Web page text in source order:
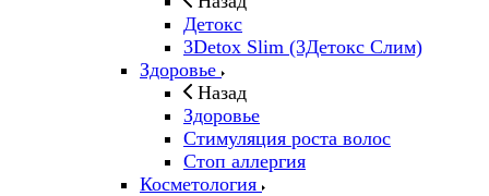
Детокс
3Detox Slim (3Детокс Слим)
Здоровье
Назад
Здоровье
Стимуляция роста волос
Стоп аллергия
Косметология